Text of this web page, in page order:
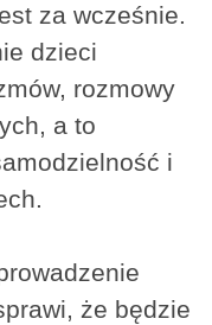
za wcześnie.
dzieci
rozmowy
a to
i
że będzie